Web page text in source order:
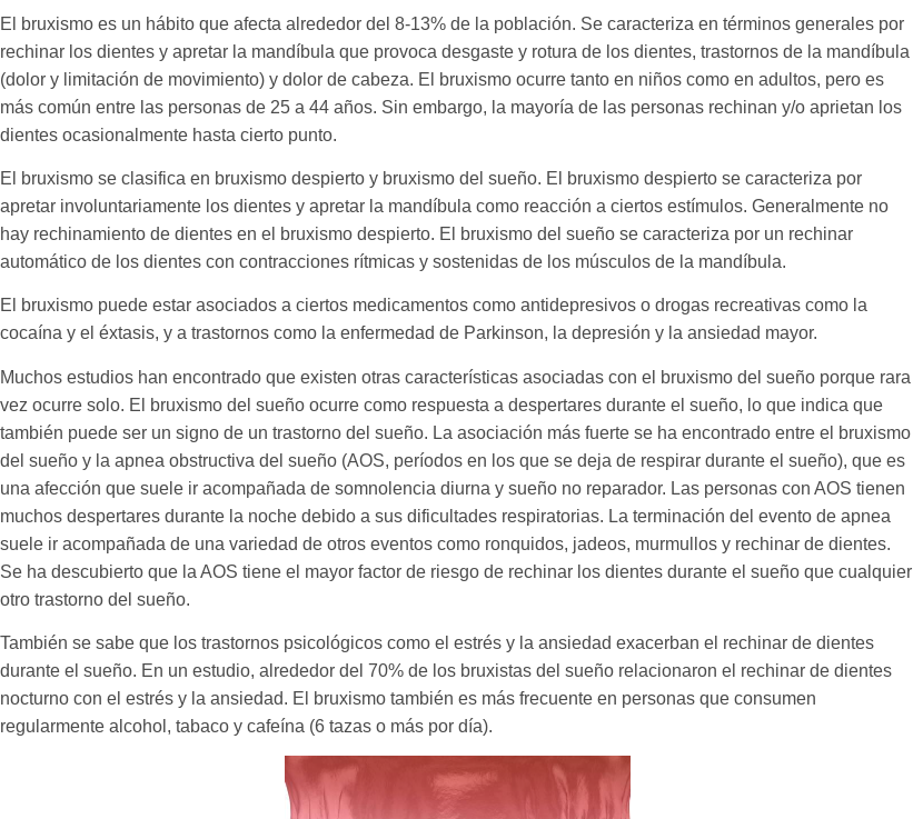
El bruxismo es un hábito que afecta alrededor del 8-13% de la población. Se caracteriza en términos generales por
rechinar los dientes y apretar la mandíbula que provoca desgaste y rotura de los dientes, trastornos de la mandíbula
(dolor y limitación de movimiento) y dolor de cabeza. El bruxismo ocurre tanto en niños como en adultos, pero es
más común entre las personas de 25 a 44 años. Sin embargo, la mayoría de las personas rechinan y/o aprietan los
dientes ocasionalmente hasta cierto punto.
El bruxismo se clasifica en bruxismo despierto y bruxismo del sueño. El bruxismo despierto se caracteriza por
apretar involuntariamente los dientes y apretar la mandíbula como reacción a ciertos estímulos. Generalmente no
hay rechinamiento de dientes en el bruxismo despierto. El bruxismo del sueño se caracteriza por un rechinar
automático de los dientes con contracciones rítmicas y sostenidas de los músculos de la mandíbula.
El bruxismo puede estar asociados a ciertos medicamentos como antidepresivos o drogas recreativas como la
cocaína y el éxtasis, y a trastornos como la enfermedad de Parkinson, la depresión y la ansiedad mayor.
Muchos estudios han encontrado que existen otras características asociadas con el bruxismo del sueño porque rara
vez ocurre solo. El bruxismo del sueño ocurre como respuesta a despertares durante el sueño, lo que indica que
también puede ser un signo de un trastorno del sueño. La asociación más fuerte se ha encontrado entre el bruxismo
del sueño y la apnea obstructiva del sueño (AOS, períodos en los que se deja de respirar durante el sueño), que es
una afección que suele ir acompañada de somnolencia diurna y sueño no reparador. Las personas con AOS tienen
muchos despertares durante la noche debido a sus dificultades respiratorias. La terminación del evento de apnea
suele ir acompañada de una variedad de otros eventos como ronquidos, jadeos, murmullos y rechinar de dientes.
Se ha descubierto que la AOS tiene el mayor factor de riesgo de rechinar los dientes durante el sueño que cualquier
otro trastorno del sueño.
También se sabe que los trastornos psicológicos como el estrés y la ansiedad exacerban el rechinar de dientes
durante el sueño. En un estudio, alrededor del 70% de los bruxistas del sueño relacionaron el rechinar de dientes
nocturno con el estrés y la ansiedad. El bruxismo también es más frecuente en personas que consumen
regularmente alcohol, tabaco y cafeína (6 tazas o más por día).